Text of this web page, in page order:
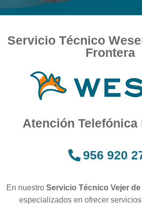
Servicio Técnico
Frontera
Atención Telefónica
956 920
En nuestro Servicio Técnico Vejer
especializados en ofrecer